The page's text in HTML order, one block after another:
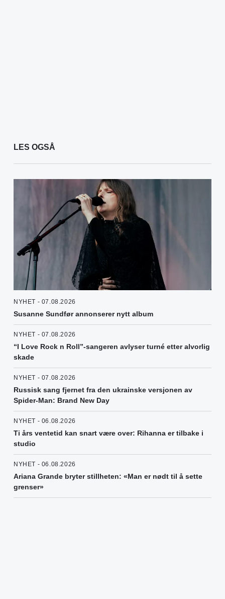
LES OGSÅ
NYHET - 07.08.2026
Susanne Sundfør annonserer nytt album
NYHET - 07.08.2026
“I Love Rock n Roll”-sangeren avlyser turné etter alvorlig
skade
NYHET - 07.08.2026
Russisk sang fjernet fra den ukrainske versjonen av
Spider-Man: Brand New Day
NYHET - 06.08.2026
Ti års ventetid kan snart være over: Rihanna er tilbake i
studio
NYHET - 06.08.2026
Ariana Grande bryter stillheten: «Man er nødt til å sette
grenser»